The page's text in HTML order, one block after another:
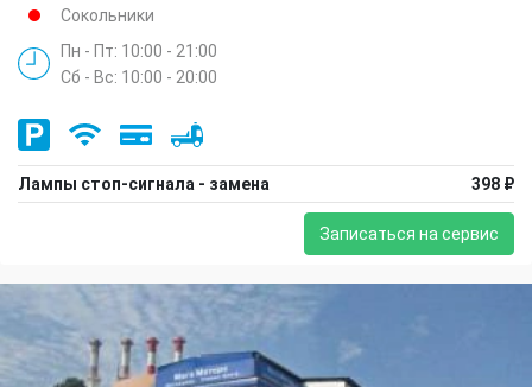
Сокольники
Пн - Пт: 10:00 - 21:00
Сб - Вс: 10:00 - 20:00
Лампы стоп-сигнала - замена 398 ₽
Записаться на сервис